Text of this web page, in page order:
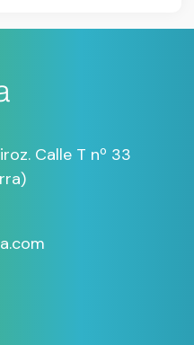
Calle T nº 33